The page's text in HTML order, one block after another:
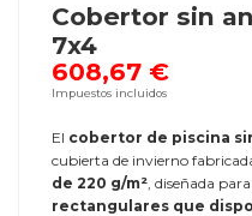
Cobertor sin
7x4
608,67 €
Impuestos incluidos
El cobertor de piscina
cubierta de invierno
de 220 g/m², diseñada para
rectangulares que